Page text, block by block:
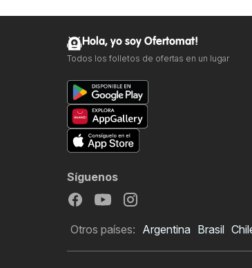
Hola, yo soy Ofertomat!
Todos los folletos de ofertas en un lugar
Síguenos
Otros países: Argentina Brasil